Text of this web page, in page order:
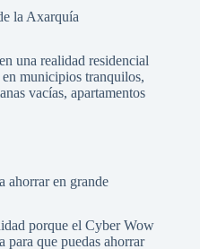
la Axarquía
una realidad residencial
municipios tranquilos,
vacías, apartamentos
ahorrar en grande
porque el Cyber Wow
para que puedas ahorrar